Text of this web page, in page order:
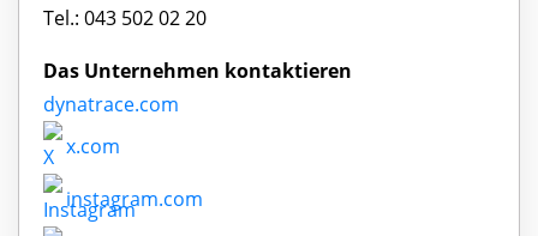
Tel.: 043 502 02 20
Das Unternehmen kontaktieren
dynatrace.com
x.com
instagram.com